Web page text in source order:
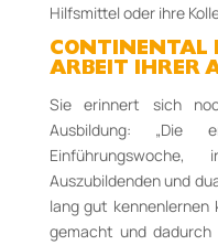
Hilfsmittel oder ihre
CONTINENTAL
ARBEIT IHRER
Sie erinnert sich
Ausbildung: „Die
Auszubildenden und
lang gut kennenlernen
gemacht und